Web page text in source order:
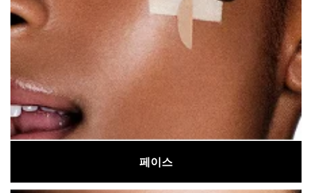
페이스